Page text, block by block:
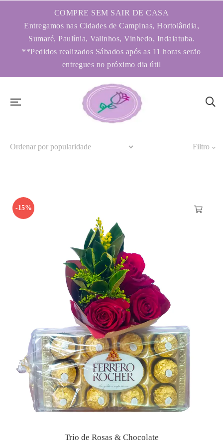
COMPRE SEM SAIR DE CASA
Entregamos nas Cidades de Campinas, Hortolândia,
Sumaré, Paulínia, Valinhos, Vinhedo, Indaiatuba.
**Pedidos realizados Sábados após as 11 horas serão
entregues no próximo dia útil
Filtro
-15%
Trio de Rosas & Chocolate